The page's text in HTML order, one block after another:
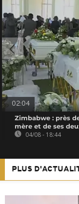
02:04
Zimbabwe : près
mère et de ses
04/08 - 18:44
PLUS